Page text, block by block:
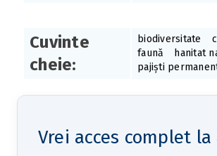
Cuvinte
cheie:
biodiversitate
faună
hanitat
pajiști
Vrei acces complet